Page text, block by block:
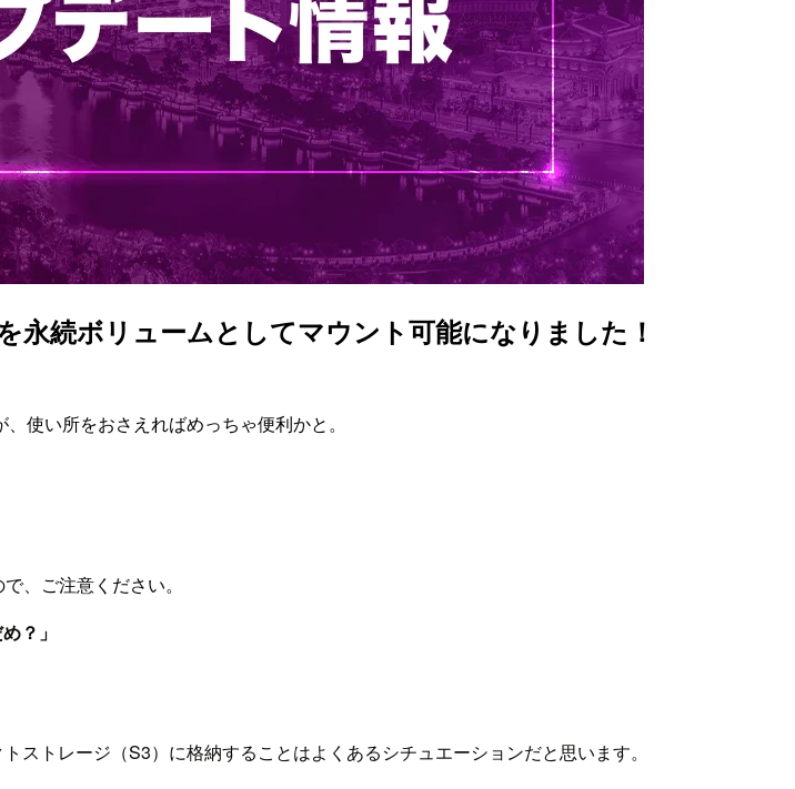
続ボリュームとしてマウント可能になりました！
使い所をおさえればめっちゃ便利かと。
、ご注意ください。
？」
トレージ（S3）に格納することはよくあるシチュエーションだと思います。